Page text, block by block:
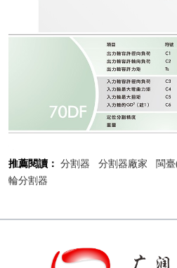
推薦閱讀： 分割器 分割器廠家 閩
輪分割器